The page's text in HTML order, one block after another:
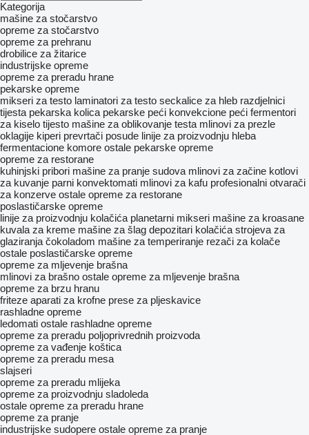
Kategorija
mašine za stočarstvo
opreme za stočarstvo
opreme za prehranu
drobilice za žitarice
industrijske opreme
opreme za preradu hrane
pekarske opreme
mikseri za testo laminatori za testo seckalice za hleb razdjelnici
tijesta pekarska kolica pekarske peći konvekcione peći fermentori
za kiselo tijesto mašine za oblikovanje testa mlinovi za prezle
oklagije kiperi prevrtači posude linije za proizvodnju hleba
fermentacione komore ostale pekarske opreme
opreme za restorane
kuhinjski pribori mašine za pranje sudova mlinovi za začine kotlovi
za kuvanje parni konvektomati mlinovi za kafu profesionalni otvarači
za konzerve ostale opreme za restorane
poslastičarske opreme
linije za proizvodnju kolačića planetarni mikseri mašine za kroasane
kuvala za kreme mašine za šlag depozitari kolačića strojeva za
glaziranja čokoladom mašine za temperiranje rezači za kolače
ostale poslastičarske opreme
opreme za mljevenje brašna
mlinovi za brašno ostale opreme za mljevenje brašna
opreme za brzu hranu
friteze aparati za krofne prese za pljeskavice
rashladne opreme
ledomati ostale rashladne opreme
opreme za preradu poljoprivrednih proizvoda
opreme za vađenje koštica
opreme za preradu mesa
slajseri
opreme za preradu mlijeka
opreme za proizvodnju sladoleda
ostale opreme za preradu hrane
opreme za pranje
industrijske sudopere ostale opreme za pranje